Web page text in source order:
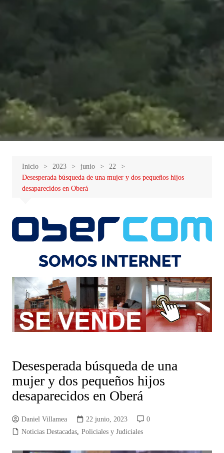
Inicio 2023 junio
22
Desesperada búsqueda de una mujer y dos pequeños hijos
desaparecidos en Oberá
Desesperada búsqueda de una
mujer y dos pequeños hijos
desaparecidos en Oberá
Daniel Villamea 22 junio, 2023
0
Noticias Destacadas, Policiales y Judiciales